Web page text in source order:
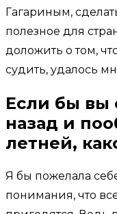
Гагариным,
полезное для
доложить о том,
судить, удалось
Если бы вы
назад и
летней,
Я бы пожелала
понимания, что